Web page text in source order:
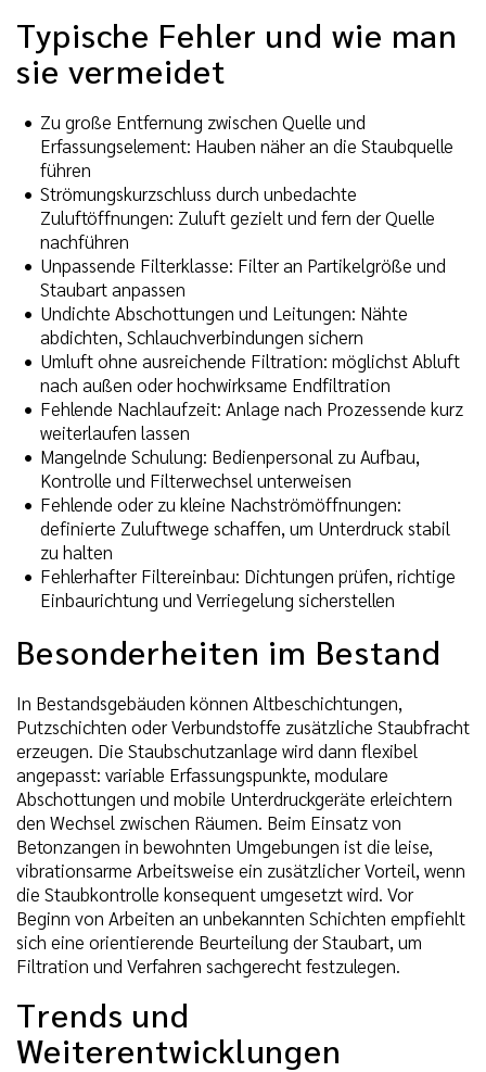
Typische Fehler und wie man
sie vermeidet
Zu große Entfernung zwischen Quelle und
Erfassungselement: Hauben näher an die Staubquelle
führen
Strömungskurzschluss durch unbedachte
Zuluftöffnungen: Zuluft gezielt und fern der Quelle
nachführen
Unpassende Filterklasse: Filter an Partikelgröße und
Staubart anpassen
Undichte Abschottungen und Leitungen: Nähte
abdichten, Schlauchverbindungen sichern
Umluft ohne ausreichende Filtration: möglichst Abluft
nach außen oder hochwirksame Endfiltration
Fehlende Nachlaufzeit: Anlage nach Prozessende kurz
weiterlaufen lassen
Mangelnde Schulung: Bedienpersonal zu Aufbau,
Kontrolle und Filterwechsel unterweisen
Fehlende oder zu kleine Nachströmöffnungen:
definierte Zuluftwege schaffen, um Unterdruck stabil
zu halten
Fehlerhafter Filtereinbau: Dichtungen prüfen, richtige
Einbaurichtung und Verriegelung sicherstellen
Besonderheiten im Bestand
In Bestandsgebäuden können Altbeschichtungen,
Putzschichten oder Verbundstoffe zusätzliche Staubfracht
erzeugen. Die Staubschutzanlage wird dann flexibel
angepasst: variable Erfassungspunkte, modulare
Abschottungen und mobile Unterdruckgeräte erleichtern
den Wechsel zwischen Räumen. Beim Einsatz von
Betonzangen in bewohnten Umgebungen ist die leise,
vibrationsarme Arbeitsweise ein zusätzlicher Vorteil, wenn
die Staubkontrolle konsequent umgesetzt wird. Vor
Beginn von Arbeiten an unbekannten Schichten empfiehlt
sich eine orientierende Beurteilung der Staubart, um
Filtration und Verfahren sachgerecht festzulegen.
Trends und
Weiterentwicklungen